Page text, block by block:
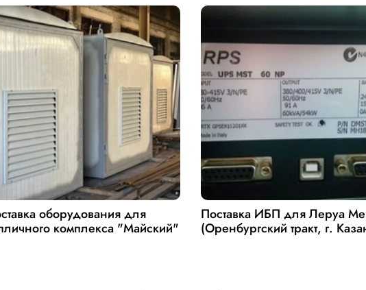
оборудования для
комплекса "Майский"
Поставка ИБП для Леруа
(Оренбургский тракт, г.